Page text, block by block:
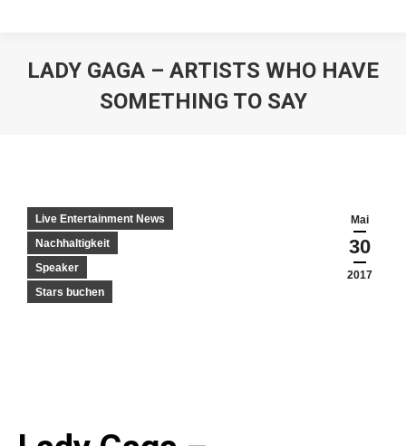
LADY GAGA – ARTISTS WHO HAVE
SOMETHING TO SAY
Mai
30
2017
Live Entertainment News
Nachhaltigkeit
Speaker
Stars buchen